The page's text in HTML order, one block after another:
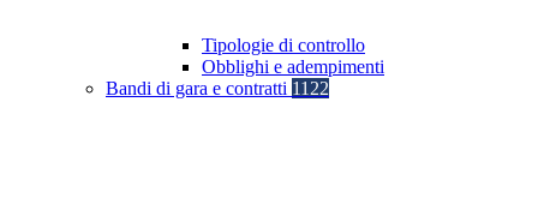
Tipologie di controllo
Obblighi e adempimenti
Bandi di gara e contratti 1122